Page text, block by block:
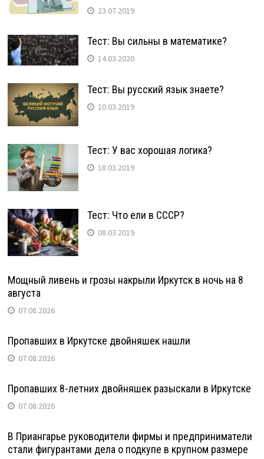
23.07.2019
Тест: Вы сильны в математике?
14.03.2020
Тест: Вы русский язык знаете?
10.03.2019
Тест: У вас хорошая логика?
18.03.2019
Тест: Что ели в СССР?
08.03.2019
Мощный ливень и грозы накрыли Иркутск в ночь на 8
августа
07.08.2026
Пропавших в Иркутске двойняшек нашли
07.08.2026
Пропавших 8-летних двойняшек разыскали в Иркутске
07.08.2026
В Приангарье руководители фирмы и предприниматели
стали фигурантами дела о подкупе в крупном размере